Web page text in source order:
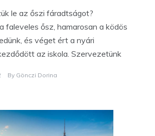
le az őszi fáradtságot?
faleveles ősz, hamarosan a ködös
és véget ért a nyári
az iskola. Szervezetünk
By Gönczi Dorina